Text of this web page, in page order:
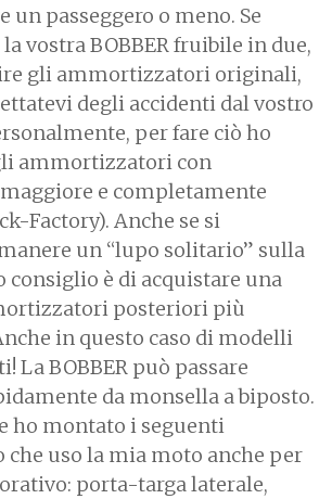
un passeggero o meno. Se
vostra BOBBER fruibile in due,
gli ammortizzatori originali,
degli accidenti dal vostro
per fare ciò ho
ammortizzatori con
maggiore e completamente
Factory). Anche se si
un “lupo solitario” sulla
consiglio è di acquistare una
posteriori più
in questo caso di modelli
La BOBBER può passare
da monsella a biposto.
ho montato i seguenti
che uso la mia moto anche per
porta-targa laterale,